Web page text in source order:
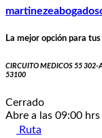
La mejor opción para
CIRCUITO MEDICOS 55 302-
53100
Cerrado
Abre a las 09:00 hrs
Ruta